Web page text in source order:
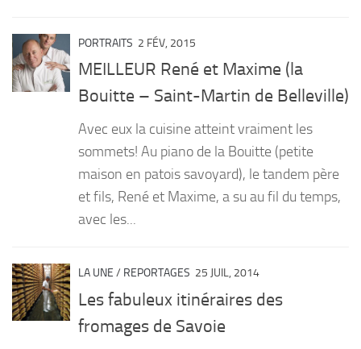
PORTRAITS 2 FÉV, 2015
MEILLEUR René et Maxime (la
Bouitte – Saint-Martin de Belleville)
Avec eux la cuisine atteint vraiment les
sommets! Au piano de la Bouitte (petite
maison en patois savoyard), le tandem père
et fils, René et Maxime, a su au fil du temps,
avec les...
LA UNE / REPORTAGES 25 JUIL, 2014
Les fabuleux itinéraires des
fromages de Savoie